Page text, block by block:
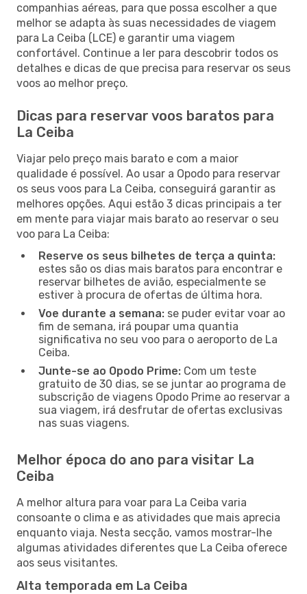
companhias aéreas, para que possa escolher a que
melhor se adapta às suas necessidades de viagem
para La Ceiba (LCE) e garantir uma viagem
confortável. Continue a ler para descobrir todos os
detalhes e dicas de que precisa para reservar os seus
voos ao melhor preço.
Dicas para reservar voos baratos para
La Ceiba
Viajar pelo preço mais barato e com a maior
qualidade é possível. Ao usar a Opodo para reservar
os seus voos para La Ceiba, conseguirá garantir as
melhores opções. Aqui estão 3 dicas principais a ter
em mente para viajar mais barato ao reservar o seu
voo para La Ceiba:
Reserve os seus bilhetes de terça a quinta:
estes são os dias mais baratos para encontrar e
reservar bilhetes de avião, especialmente se
estiver à procura de ofertas de última hora.
Voe durante a semana: se puder evitar voar ao
fim de semana, irá poupar uma quantia
significativa no seu voo para o aeroporto de La
Ceiba.
Junte-se ao Opodo Prime: Com um teste
gratuito de 30 dias, se se juntar ao programa de
subscrição de viagens Opodo Prime ao reservar a
sua viagem, irá desfrutar de ofertas exclusivas
nas suas viagens.
Melhor época do ano para visitar La
Ceiba
A melhor altura para voar para La Ceiba varia
consoante o clima e as atividades que mais aprecia
enquanto viaja. Nesta secção, vamos mostrar-lhe
algumas atividades diferentes que La Ceiba oferece
aos seus visitantes.
Alta temporada em La Ceiba